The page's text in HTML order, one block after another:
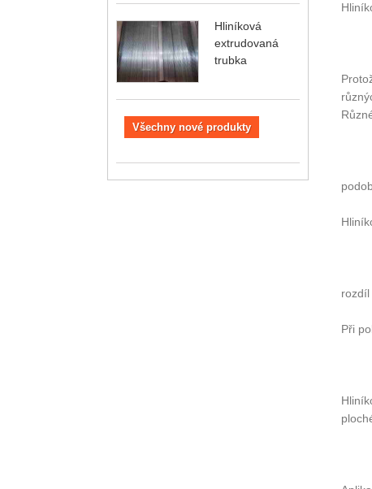
Hliníková
extrudovaná
trubka
Všechny nové produkty
rozdíl
Při